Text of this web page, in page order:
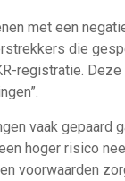
met een
die
registratie.
vaak gepaard
hoger risico
voorwaarden